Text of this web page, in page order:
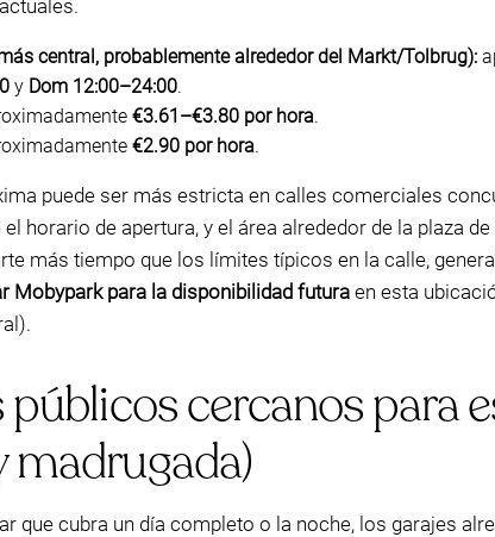
central, probablemente alrededor del Markt/Tolbrug):
y Dom 12:00–24:00.
€3.61–€3.80 por hora.
€2.90 por hora.
puede ser más estricta en calles comerciales
el horario de apertura, y el área alrededor de la plaza
más tiempo que los límites típicos en la calle,
Mobypark para la disponibilidad futura en esta
públicos cercanos para
madrugada)
que cubra un día completo o la noche, los garajes